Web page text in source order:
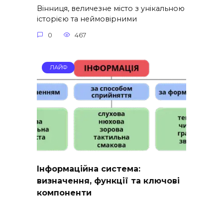
Вінниця, величезне місто з унікальною
історією та неймовірними
0 467
ЛАЙФ
Інформаційна система:
визначення, функції та ключові
компоненти